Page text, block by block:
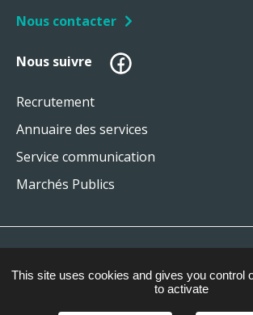
Nous contacter
Nous suivre
Recrutement
Annuaire des services
Service communication
Marchés Publics
Mentions légales
This site uses cookies and gives you control
to activate